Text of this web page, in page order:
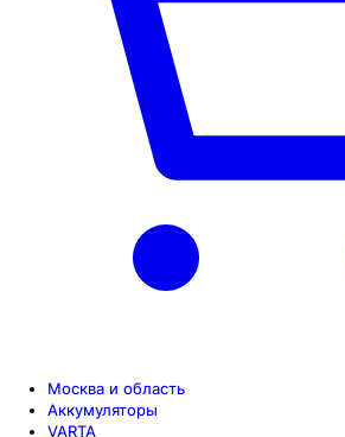
Москва и область
Аккумуляторы
VARTA